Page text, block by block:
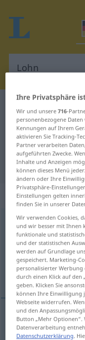
Deutsch-
"Lohn"
"Lohn"
„Lohn“:
Lohn m
Übersicht aller
(Für mehr Details die
плата, награда
плата Lohn
Ihre Privatsphäre
Wir und unsere716-
personenbezogene
Kennungen auf Ihrem
aktivieren Sie Tracking-
Partner verarbeiten
aufgeführten Zwecke.
Inhalte und Anzeigen
können dieses Menü
ändern oder Ihre
Privatsphäre-
Einstellungen gelten
finden Sie in unserer
Wir verwenden Cookies,
und wir besser mit Ihnen
funktionale und
und der statistischen
werden auf Grundlage
gespeichert. Marketing-
personalisierter Werbung
durch einen Klick auf den
geben. Klicken Sie
können Ihre Einwilligung
Webseite widerrufen.
und den
Button „Mehr Optionen“.
Datenverarbeitung
Datenschutzerklärung.